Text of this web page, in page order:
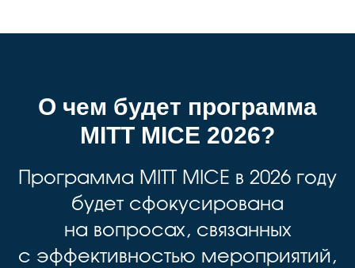
О чем будет программа
MITT MICE 2026?
Программа MITT MICE в 2026 году
будет сфокусирована
на вопросах, связанных
с эффективностью мероприятий,